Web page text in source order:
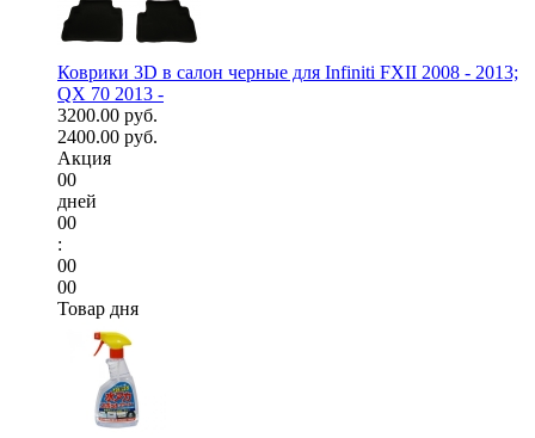
Коврики 3D в салон черные для Infiniti FXII 2008 - 2013;
QX 70 2013 -
3200.00 руб.
2400.00 руб.
Акция
00
дней
00
:
00
00
Товар дня